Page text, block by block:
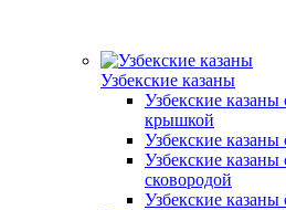
Узбекские казаны
Узбекские
крышкой
Узбекские
Узбекские
сковородой
Узбекские